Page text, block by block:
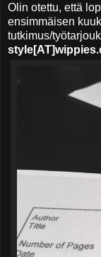
Olin otettu, että
ensimmäisen
tutkimus/